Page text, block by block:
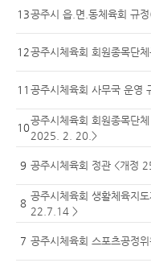
13공주시 읍.면.동체육회 규
12공주시체육회 회원종목단
11 공주시체육회 사무국 운
10
공주시체육회 회원종목단
2025. 2. 20.>
9 공주시체육회 정관 <개정
8
공주시체육회 생활체육지
22.7.14 >
7 공주시체육회 스포츠공정